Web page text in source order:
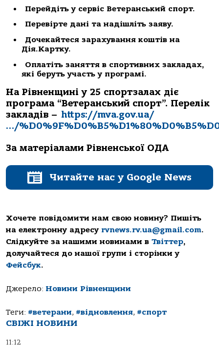
Перейдіть у сервіс Ветеранський спорт.
Перевірте дані та надішліть заяву.
Дочекайтеся зарахування коштів на
Дія.Картку.
Оплатіть заняття в спортивних закладах,
які беруть участь у програмі.
На Рівненщині у 25 спортзалах діє
програма “Ветеранський спорт”. Перелік
закладів – https://mva.gov.ua/
…/
За матеріалами Рівненської ОДА
Читайте нас у Google News
Хочете повідомити нам свою новину? Пишіть
на електронну адресу rvnews.rv.ua@gmail.com.
Слідкуйте за нашими новинами в Твіттер,
долучайтеся до нашої групи і сторінки у
Фейсбук.
Джерело: Новини Рівненщини
Теги: #ветерани, #відновлення, #спорт
СВІЖІ НОВИНИ
11:12